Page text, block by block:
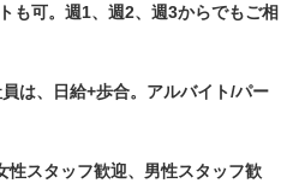
可。週1、週2、週3からでもご相
は、日給+歩合。アルバイト/パー
性スタッフ歓迎、男性スタッフ歓